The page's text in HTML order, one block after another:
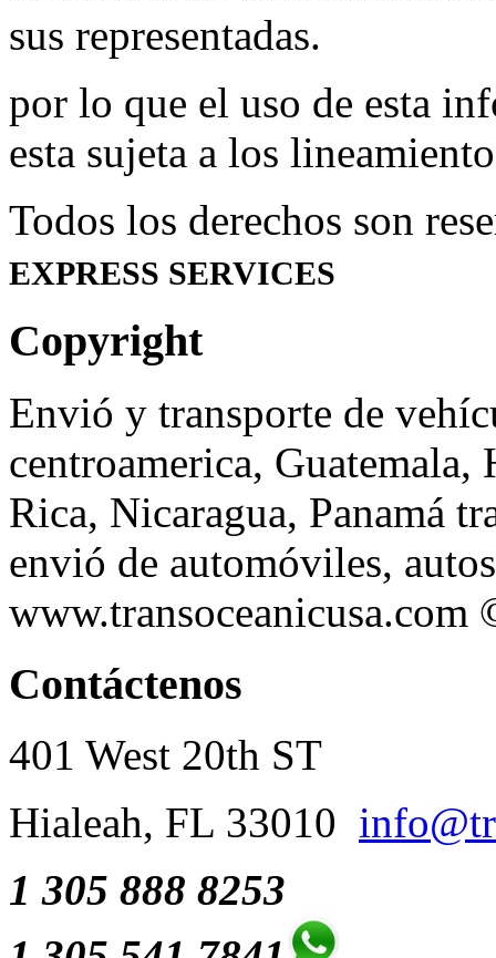
sus representadas.
por lo que el uso de esta
esta sujeta a los
Todos los derechos son
EXPRESS SERVICES
Copyright
Envió y transporte de
centroamerica,
Rica, Nicaragua, Panamá
envió de automóviles,
www.transoceanicusa.com
Contáctenos
401 West 20th ST
Hialeah, FL 33010
1 305 888 8253